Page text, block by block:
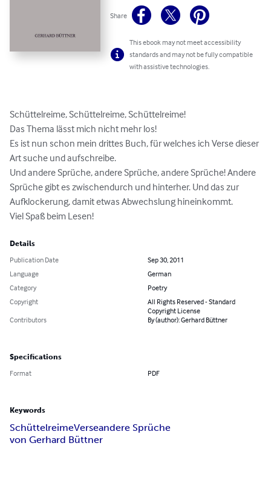
Share
This ebook may not meet accessibility
standards and may not be fully compatible
with assistive technologies.
Schüttelreime, Schüttelreime, Schüttelreime!
Das Thema lässt mich nicht mehr los!
Es ist nun schon mein drittes Buch, für welches ich Verse dieser
Art suche und aufschreibe.
Und andere Sprüche, andere Sprüche, andere Sprüche! Andere
Sprüche gibt es zwischendurch und hinterher. Und das zur
Aufklockerung, damit etwas Abwechslung hineinkommt.
Viel Spaß beim Lesen!
Details
Publication Date
Sep 30, 2011
Language
German
Category
Poetry
Copyright
All Rights Reserved - Standard
Copyright License
Contributors
By (author): Gerhard Büttner
Specifications
Format PDF
Keywords
SchüttelreimeVerseandere Sprüche
von Gerhard Büttner